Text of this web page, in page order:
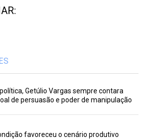
Getúlio Vargas sempre contara
de persuasão e poder de manipulação
favoreceu o cenário produtivo